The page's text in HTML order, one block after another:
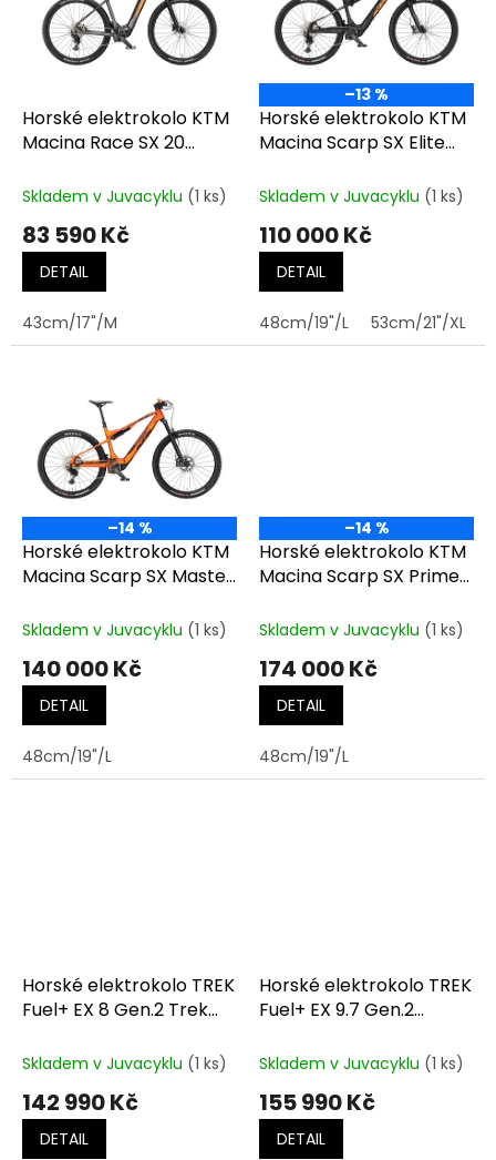
dHorské elektrokolo KTM
Macina Race SX 20
(FRESH ORANGE)
Skladem v Juvacyklu (1 ks)
83 590 Kč
DETAIL
43cm/17"/M
–13 %
Horské elektrokolo KTM
Macina Scarp SX Elite
ORANGE)
Skladem v Juvacyklu (1 ks)
110 000 Kč
DETAIL
48cm/19"/L 53cm/21"/XL
–14 %
Horské elektrokolo KTM
Macina Scarp SX Master
(DARK ORANGE)
Skladem v Juvacyklu (1 ks)
140 000 Kč
DETAIL
48cm/19"/L
–14 %
Horské elektrokolo KTM
Macina Scarp SX Prime
(BLK+GOLD)
Skladem v Juvacyklu (1 ks)
174 000 Kč
DETAIL
48cm/19"/L
Horské elektrokolo TREK
Fuel+ EX 8 Gen.2 Trek
Splatter
Skladem v Juvacyklu (1 ks)
142 990 Kč
DETAIL
Horské elektrokolo TREK
Fuel+ EX 9.7 Gen.2
Grey Marble
Skladem v Juvacyklu (1 ks)
155 990 Kč
DETAIL